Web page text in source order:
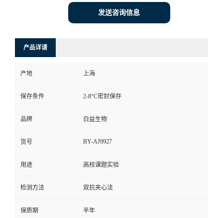
发送咨询信息
产品详请
产地 上海
保存条件 2-8°C密封保存
品牌 白益生物
货号 BY-AJ9927
用途 高校课题实验
检测方法 双抗夹心法
保质期 半年